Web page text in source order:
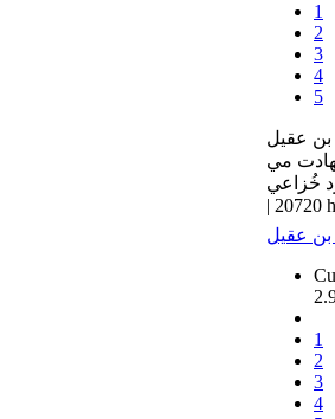
1
2
3
4
5
عقيل
مي
| 20720
عقيل
1
2
3
4